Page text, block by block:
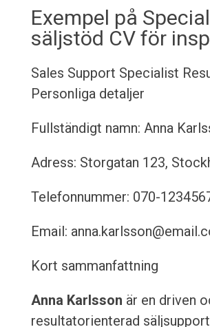
Exempel på
säljstöd CV för
Sales Support Specialist
Personliga detaljer
Fullständigt namn: Anna
Adress: Storgatan 123,
Telefonnummer: 070-
Email:
Kort sammanfattning
Anna Karlsson är en driven
resultatorienterad